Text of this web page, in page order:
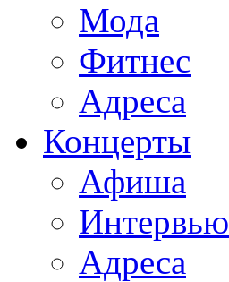
Мода
Фитнес
Адреса
Концерты
Афиша
Интервью
Адреса